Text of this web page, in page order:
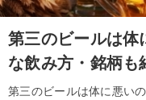
第三のビールは体
な飲み方・銘柄も
第三のビールは体に悪い